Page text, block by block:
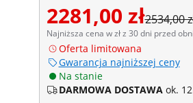
2281,00 zł2534,00
Najniższa cena w zł z 30 dni przed
Oferta limitowana
Gwarancja najniższej ceny
Na stanie
DARMOWA DOSTAWA ok.